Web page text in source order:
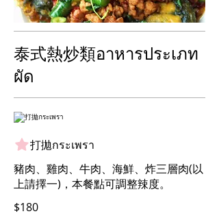
泰式熱炒類อาหารประเภท
ผัด
打拋กระเพรา
豬肉、雞肉、牛肉、海鮮、炸三層肉(以
上請擇一)，本餐點可調整辣度。
$180